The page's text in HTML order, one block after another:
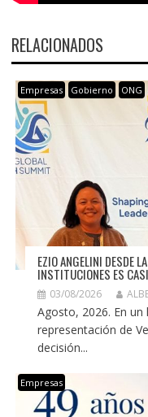
RELACIONADOS
Empresas Gobierno ONG
EZIO ANGELINI DESDE
INSTITUCIONES ES
03/08/2026
Agosto, 2026. En
representación de
decisión...
Empresas